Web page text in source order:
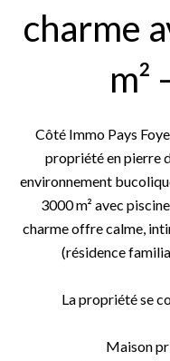
charme
m²
Côté Immo Pays
propriété en pierre
environnement
3000 m² avec
charme offre calme,
(résidence
La propriété se
Maison